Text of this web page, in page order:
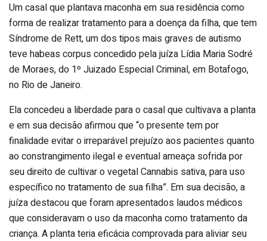
Um casal que plantava maconha em sua residência como
forma de realizar tratamento para a doença da filha, que tem
Síndrome de Rett, um dos tipos mais graves de autismo
teve habeas corpus concedido pela juíza Lídia Maria Sodré
de Moraes, do 1º Juizado Especial Criminal, em Botafogo,
no Rio de Janeiro.
Ela concedeu a liberdade para o casal que cultivava a planta
e em sua decisão afirmou que “o presente tem por
finalidade evitar o irreparável prejuízo aos pacientes quanto
ao constrangimento ilegal e eventual ameaça sofrida por
seu direito de cultivar o vegetal Cannabis sativa, para uso
específico no tratamento de sua filha”. Em sua decisão, a
juíza destacou que foram apresentados laudos médicos
que consideravam o uso da maconha como tratamento da
criança. A planta teria eficácia comprovada para aliviar seu